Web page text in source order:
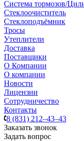
Система тормозов/
Стеклоочиститель
Стеклоподъёмник
Тросы
Утеплители
Доставка
Поставщики
О Компании
О компании
Новости
Лицензии
Сотрудничество
Контакты
8 (831) 212–43–43
Заказать звонок
Задать вопрос